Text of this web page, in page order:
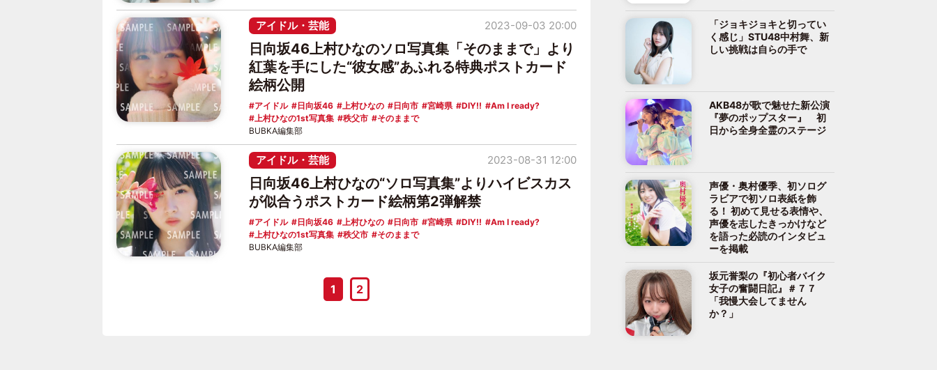
アイドル・芸能
日向坂46上村ひなのソロ写真集「そのままで」より
紅葉を手にした“彼女感”あふれる特典ポストカード
絵柄公開
アイドル 日向坂46 上村ひなの 日向市 宮崎県 DIY!!
Am I ready?
上村ひなの1st写真集
秩父市 そのままで
2023-09-03 20:00
BUBKA編集部
アイドル・芸能
日向坂46上村ひなの“ソロ写真集”よりハイビスカス
が似合うポストカード絵柄第2弾解禁
アイドル 日向坂46 上村ひなの 日向市 宮崎県 DIY!!
Am I ready?
上村ひなの1st写真集
秩父市 そのままで
2023-08-31 12:00
BUBKA編集部
1 2
「ジョキジョキと切ってい
く感じ」STU48中村舞、新
しい挑戦は自らの手で
AKB48が歌で魅せた新公演
『夢のポップスター』 初
日から全身全霊のステージ
声優・奥村優季、初ソログ
ラビアで初ソロ表紙を飾
る！ 初めて見せる表情や、
声優を志したきっかけなど
を語った必読のインタビュ
ーを掲載
坂元誉梨の『初心者バイク
女子の奮闘日記』＃７７
「我慢大会してません
か？」